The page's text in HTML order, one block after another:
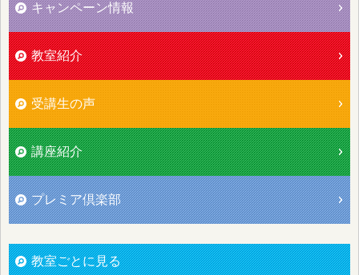
キャンペーン情報
教室紹介
受講生の声
講座紹介
プレミア倶楽部
教室ごとに見る